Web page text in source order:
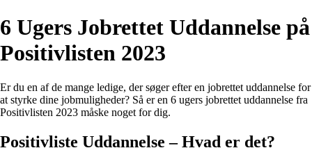
6 Ugers Jobrettet Uddannelse på
Positivlisten 2023
Er du en af de mange ledige, der søger efter en jobrettet uddannelse for
at styrke dine jobmuligheder? Så er en 6 ugers jobrettet uddannelse fra
Positivlisten 2023 måske noget for dig.
Positivliste Uddannelse – Hvad er det?